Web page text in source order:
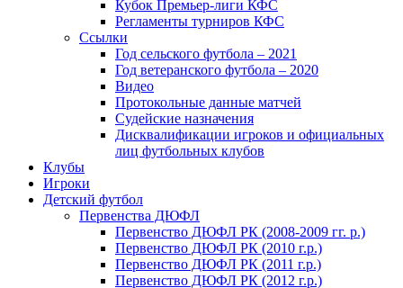
Кубок Премьер-лиги КФС
Регламенты турниров КФС
Ссылки
Год сельского футбола – 2021
Год ветеранского футбола – 2020
Видео
Протокольные данные матчей
Судейские назначения
Дисквалификации игроков и официальных
лиц футбольных клубов
Клубы
Игроки
Детский футбол
Первенства ДЮФЛ
Первенство ДЮФЛ РК (2008-2009 гг. р.)
Первенство ДЮФЛ РК (2010 г.р.)
Первенство ДЮФЛ РК (2011 г.р.)
Первенство ДЮФЛ РК (2012 г.р.)